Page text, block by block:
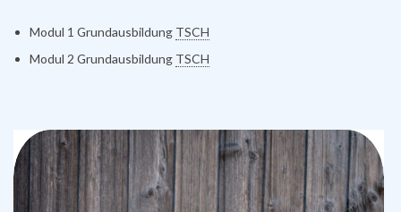
Modul 1 Grundausbildung TSCH
Modul 2 Grundausbildung TSCH